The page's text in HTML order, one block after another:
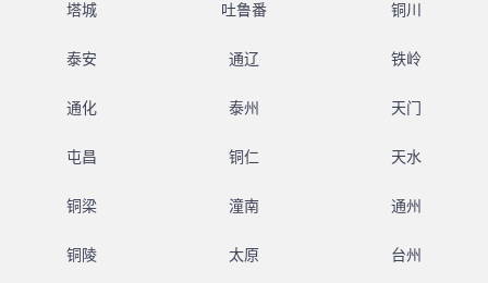
塔城 吐鲁番 铜川
泰安 通辽 铁岭
通化 泰州 天门
屯昌 铜仁 天水
铜梁 潼南 通州
铜陵 太原 台州